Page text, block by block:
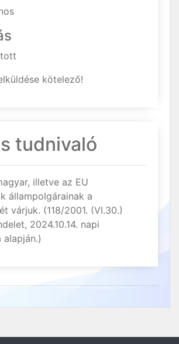
kötelező!
tudnivaló
illetve az EU
állampolgárainak a
várjuk. (118/2001. (VI.30.)
2024.10.14. napi
alapján.)